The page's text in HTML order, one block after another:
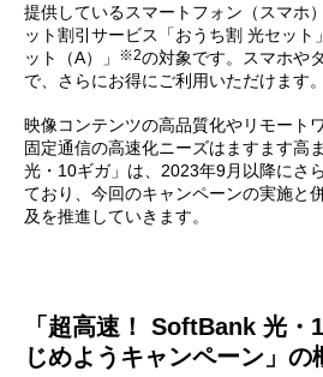
提供しているスマートフォン（スマホ
ット割引サービス「おうち割 光セット
ット（A）」
※2の対象です。スマホや
で、さらにお得にご利用いただけます。
映像コンテンツの高品質化やリモート
固定通信の高速化ニーズはますます高
光・10ギガ」は、2023年9月以降にさ
ており、今回のキャンペーンの実施と
及を推進していきます。
「超高速！ SoftBank 光・
じめようキャンペーン」の